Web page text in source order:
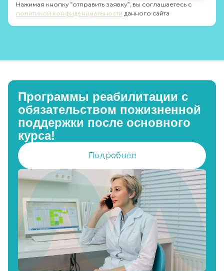
Нажимая кнопку “отправить заявку”, вы соглашаетесь с
политикой конфиденциальности данного сайта
Программы реабилитации с
обязательством пожизненной
поддержки после основного
курса!
Подробнее